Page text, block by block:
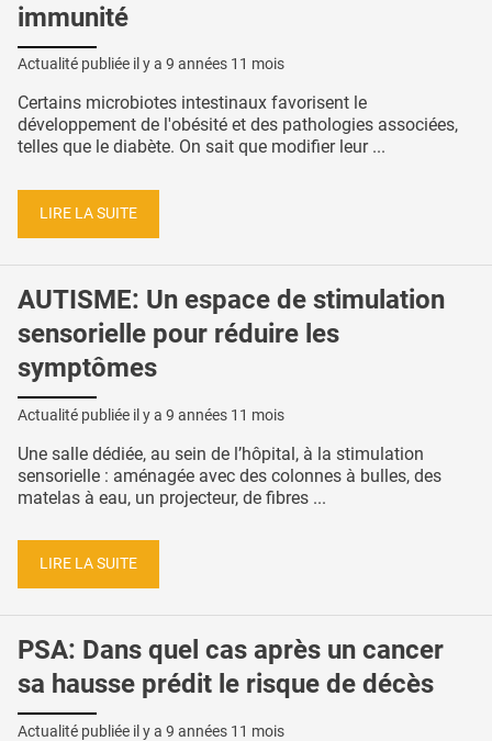
immunité
Actualité publiée il y a 9 années 11 mois
Certains microbiotes intestinaux favorisent le
développement de l'obésité et des pathologies associées,
telles que le diabète. On sait que modifier leur ...
LIRE LA SUITE
AUTISME: Un espace de stimulation
sensorielle pour réduire les
symptômes
Actualité publiée il y a 9 années 11 mois
Une salle dédiée, au sein de l’hôpital, à la stimulation
sensorielle : aménagée avec des colonnes à bulles, des
matelas à eau, un projecteur, de fibres ...
LIRE LA SUITE
PSA: Dans quel cas après un cancer
sa hausse prédit le risque de décès
Actualité publiée il y a 9 années 11 mois